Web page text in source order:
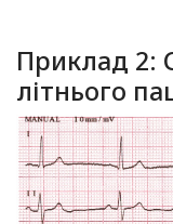
Приклад 2:
літнього